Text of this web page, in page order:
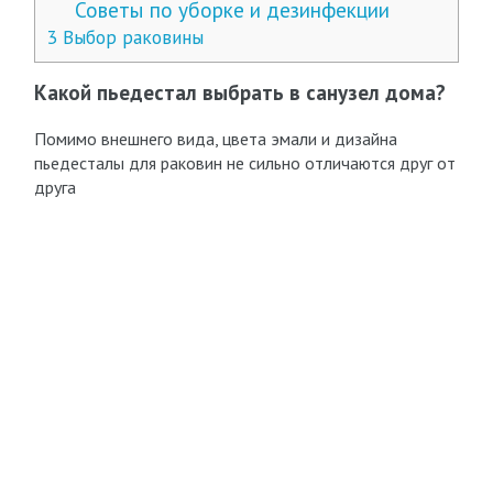
Советы по уборке и дезинфекции
3 Выбор раковины
Какой пьедестал выбрать в санузел дома?
Помимо внешнего вида, цвета эмали и дизайна
пьедесталы для раковин не сильно отличаются друг от
друга